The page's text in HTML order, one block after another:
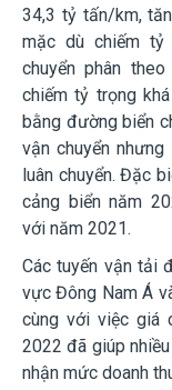
34,3 tỷ tấn/km,
mặc dù chiếm tỷ
chuyển phân
chiếm tỷ trọng
bằng đường biển
vận chuyển
luân chuyển. Đặc
cảng biển năm
với năm 2021.
Các tuyến vận tải
vực Đông Nam Á
cùng với việc giá
2022 đã giúp
nhận mức doanh